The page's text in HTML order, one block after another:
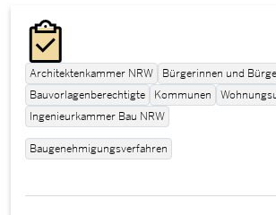
Architektenkammer NRW
Bürgerinnen und
Bauvorlagenberechtigte
Kommunen
Ingenieurkammer Bau NRW
Baugenehmigungsverfahren